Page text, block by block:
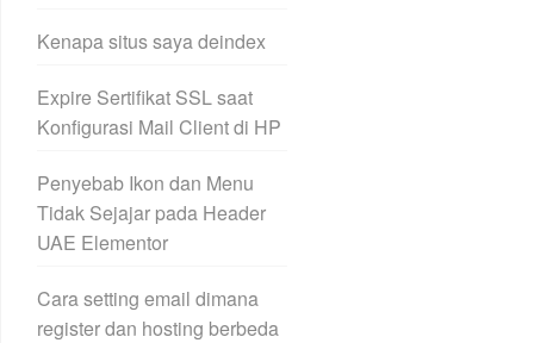
Kenapa situs saya deindex
Expire Sertifikat SSL saat
Konfigurasi Mail Client di HP
Penyebab Ikon dan Menu
Tidak Sejajar pada Header
UAE Elementor
Cara setting email dimana
register dan hosting berbeda